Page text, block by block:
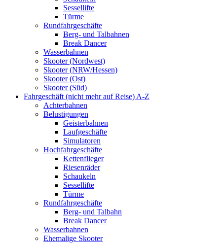
Sessellifte
Türme
Rundfahrgeschäfte
Berg- und Talbahnen
Break Dancer
Wasserbahnen
Skooter (Nordwest)
Skooter (NRW/Hessen)
Skooter (Ost)
Skooter (Süd)
Fahrgeschäft (nicht mehr auf Reise) A-Z
Achterbahnen
Belustigungen
Geisterbahnen
Laufgeschäfte
Simulatoren
Hochfahrgeschäfte
Kettenflieger
Riesenräder
Schaukeln
Sessellifte
Türme
Rundfahrgeschäfte
Berg- und Talbahn
Break Dancer
Wasserbahnen
Ehemalige Skooter